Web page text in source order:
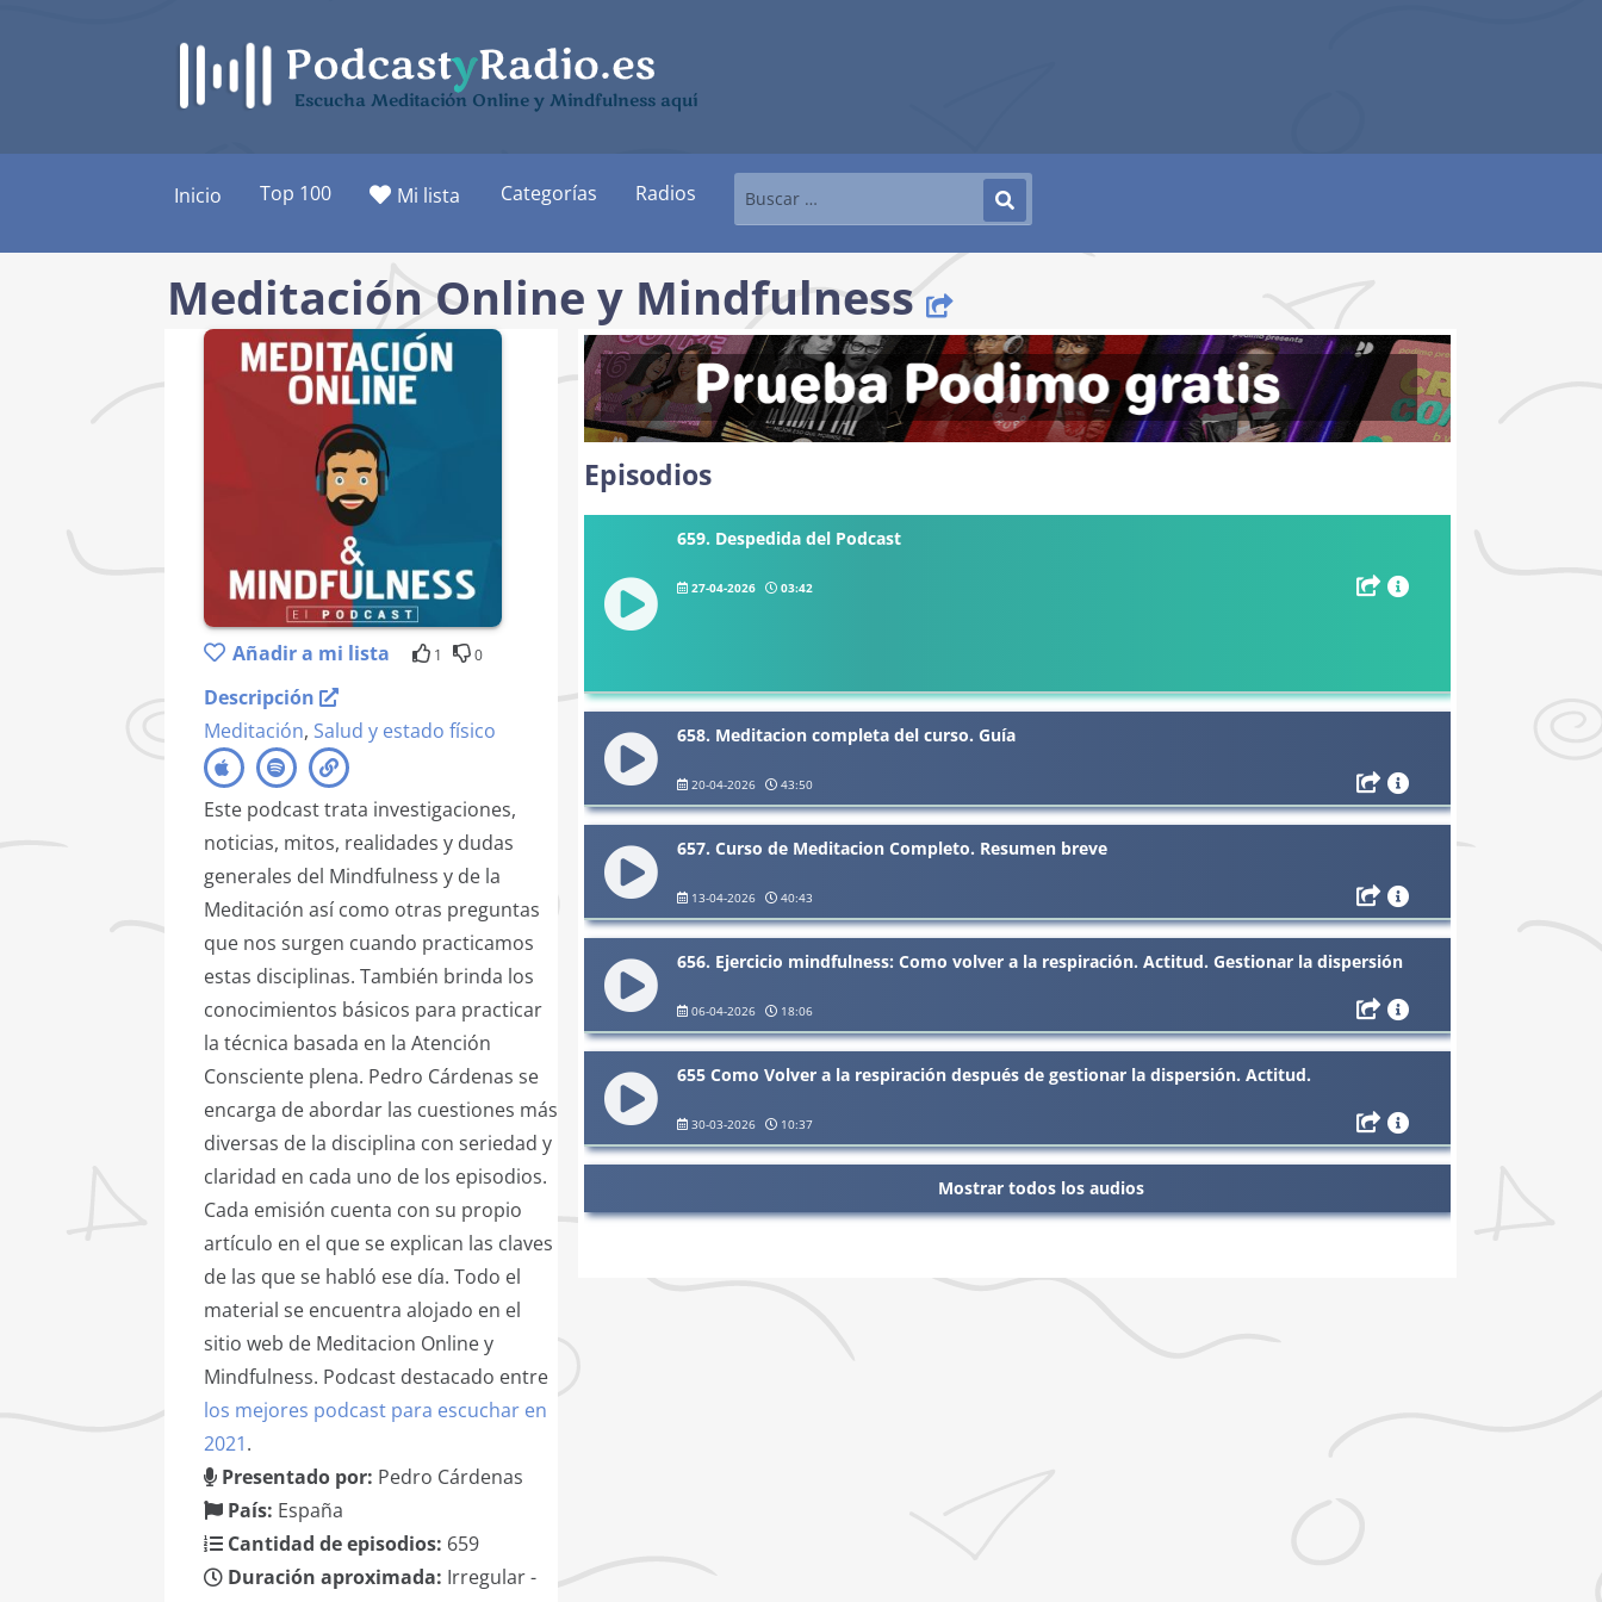
Escucha Meditación Online y Mindfulness aquí
Inicio Top 100 Mi lista Categorías Radios
Meditación Online y Mindfulness
Añadir a mi lista 1 0
Descripción
Meditación, Salud y estado físico
Este podcast trata investigaciones,
noticias, mitos, realidades y dudas
generales del Mindfulness y de la
Meditación así como otras preguntas
que nos surgen cuando practicamos
estas disciplinas. También brinda los
conocimientos básicos para practicar
la técnica basada en la Atención
Consciente plena. Pedro Cárdenas se
encarga de abordar las cuestiones más
diversas de la disciplina con seriedad y
claridad en cada uno de los episodios.
Cada emisión cuenta con su propio
artículo en el que se explican las claves
de las que se habló ese día. Todo el
material se encuentra alojado en el
sitio web de Meditacion Online y
Mindfulness. Podcast destacado entre
los mejores podcast para escuchar en
2021.
Presentado por: Pedro Cárdenas
País: España
Cantidad de episodios: 659
Duración aproximada: Irregular -
Episodios
659. Despedida del Podcast
27-04-2026 03:42
658. Meditacion completa del curso. Guía
20-04-2026 43:50
657. Curso de Meditacion Completo. Resumen breve
13-04-2026 40:43
656. Ejercicio mindfulness: Como volver a la respiración. Actitud. Gestionar la dispersión
06-04-2026 18:06
655 Como Volver a la respiración después de gestionar la dispersión. Actitud.
30-03-2026 10:37
Mostrar todos los audios